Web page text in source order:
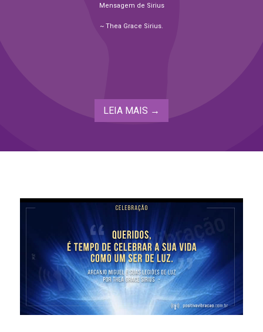
Mensagem de Sirius
~ Thea Grace Sirius.
LEIA MAIS →